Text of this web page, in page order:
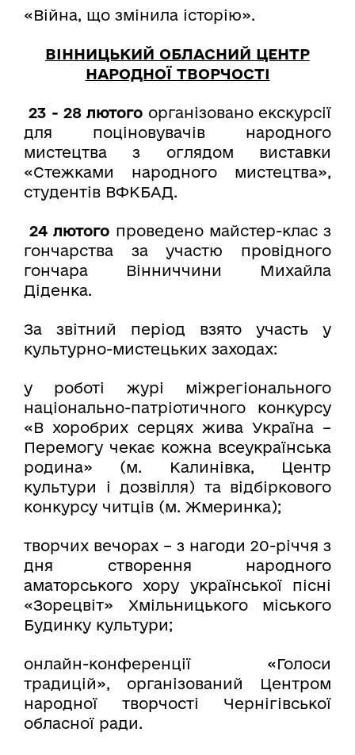
«Війна, що змінила історію».
ВІННИЦЬКИЙ ОБЛАСНИЙ ЦЕНТР
НАРОДНОЇ ТВОРЧОСТІ
23 - 28 лютого організовано екскурсії
для поціновувачів народного
мистецтва з оглядом виставки
«Стежками народного мистецтва»,
студентів ВФКБАД.
24 лютого проведено майстер-клас з
гончарства за участю провідного
гончара Вінниччини Михайла
Діденка.
За звітний період взято участь у
культурно-мистецьких заходах:
у роботі журі міжрегіонального
національно-патріотичного конкурсу
«В хоробрих серцях жива Україна –
Перемогу чекає кожна всеукраїнська
родина» (м. Калинівка, Центр
культури і дозвілля) та відбіркового
конкурсу читців (м. Жмеринка);
творчих вечорах – з нагоди 20-річчя з
дня створення народного
аматорського хору української пісні
«Зорецвіт» Хмільницького міського
Будинку культури;
онлайн-конференції «Голоси
традицій», організований Центром
народної творчості Чернігівської
обласної ради.